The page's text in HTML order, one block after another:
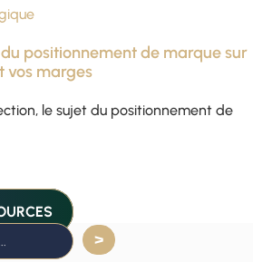
positionnement de marque sur
vos marges
le sujet du positionnement de